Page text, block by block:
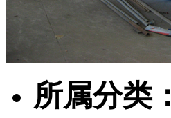
所属分类：